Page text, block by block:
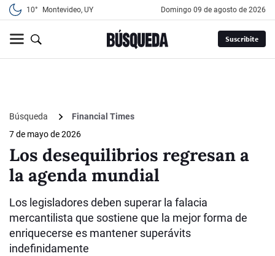
10° Montevideo, UY domingo 09 de agosto de 2026
Suscribite
Búsqueda
Financial Times
7 de mayo de 2026
Los desequilibrios regresan a
la agenda mundial
Los legisladores deben superar la falacia
mercantilista que sostiene que la mejor forma de
enriquecerse es mantener superávits
indefinidamente